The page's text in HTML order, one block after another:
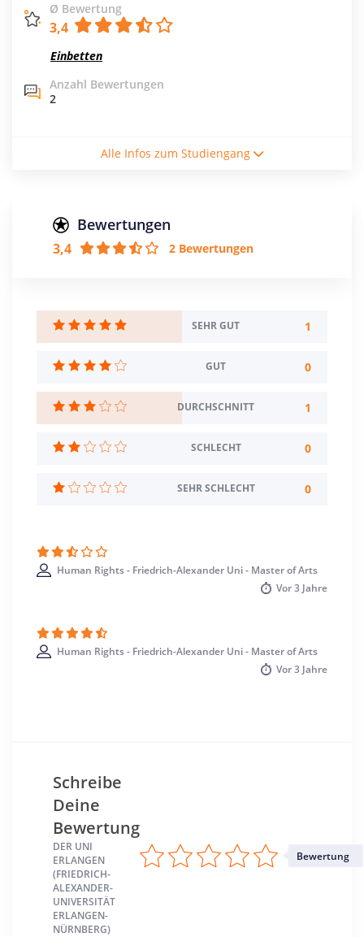
Ø Bewertung
3,4
Einbetten
Anzahl Bewertungen
2
Abschluss
90
Regelstudienzeit
3 Semester
Sprache
Wintersemester
Alle Infos zum Studiengang
Bewertungen
3,4 2 Bewertungen
SEHR GUT 1
GUT 0
DURCHSCHNITT 1
SCHLECHT 0
SEHR SCHLECHT 0
Human Rights - Friedrich-Alexander Uni - Master of Arts
Vor3 Jahre
Human Rights - Friedrich-Alexander Uni - Master of Arts
Vor3 Jahre
Schreibe
Deine
Bewertung
DER UNI
ERLANGEN
(FRIEDRICH-
ALEXANDER-
UNIVERSITÄT
ERLANGEN-
NÜRNBERG)
Bewertung